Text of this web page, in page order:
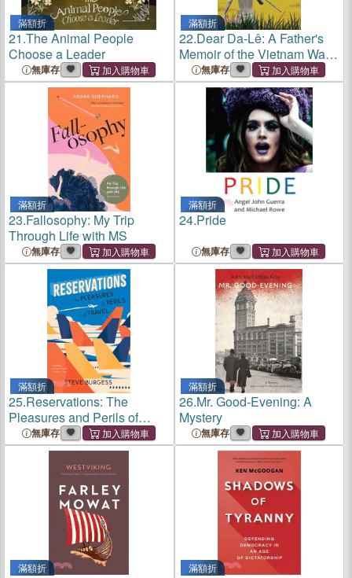
滿額折
21.The Animal People
Choose a Leader
無庫存
滿額折
22.Dear Da-Lê: A Father's
Memoir of the Vietnam War
and the Iranian Revolution
無庫存
滿額折
23.Fallosophy: My Trip
Through Life with MS
無庫存
滿額折
24.Pride
無庫存
滿額折
25.Reservations: The
Pleasures and Perils of
Travel無庫存
滿額折
26.Mr. Good-Evening: A
Mystery
無庫存
滿額折 滿額折